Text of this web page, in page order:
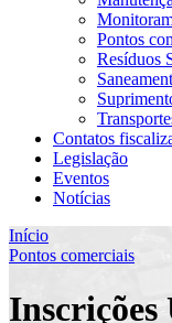
Pontos
Resíduos
Contatos
Legislação
Eventos
Notícias
Início
Pontos comerciais
Inscrições